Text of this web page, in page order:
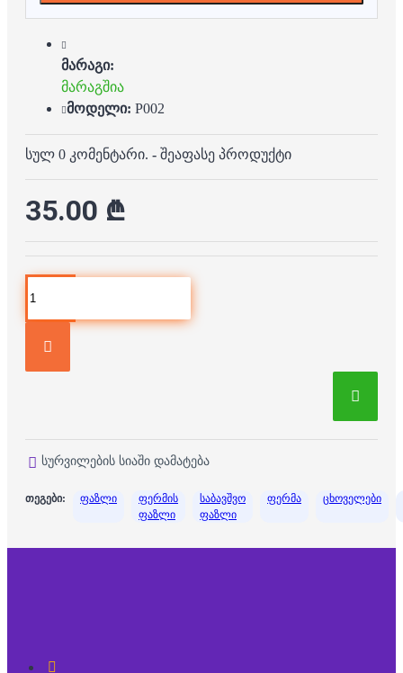
მარაგი:
მარაგშია
მოდელი: P002
სულ 0 კომენტარი. - შეაფასე პროდუქტი
35.00 ₾
სურვილების სიაში დამატება
თეგები: ფაზლი
ფერმის
ფაზლი
საბავშვო
ფაზლი
ფერმა ცხოველები